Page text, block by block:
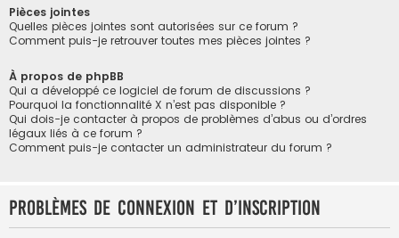
Pièces jointes
Quelles pièces jointes sont autorisées sur ce forum ?
Comment puis-je retrouver toutes mes pièces jointes ?
À propos de phpBB
Qui a développé ce logiciel de forum de discussions ?
Pourquoi la fonctionnalité X n’est pas disponible ?
Qui dois-je contacter à propos de problèmes d’abus ou d’ordres
légaux liés à ce forum ?
Comment puis-je contacter un administrateur du forum ?
Problèmes de connexion et d’inscription